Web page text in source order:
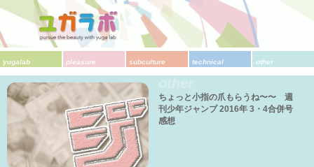
yugalab pleasure subculture technical other
ちょっと小指の爪もらうね〜〜 週
刊少年ジャンプ 2016年 3・4合併号
感想